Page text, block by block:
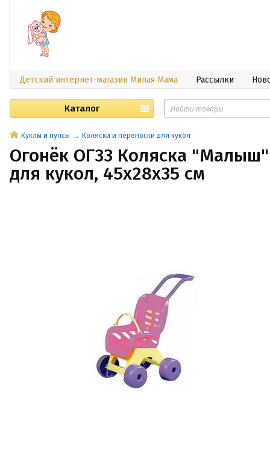
Детский интернет-магазин Милая Мама Рассылки
Каталог
Куклы и пупсы Коляски и переноски для кукол
Огонёк ОГ33 Коляска
для кукол, 45х28х35 см